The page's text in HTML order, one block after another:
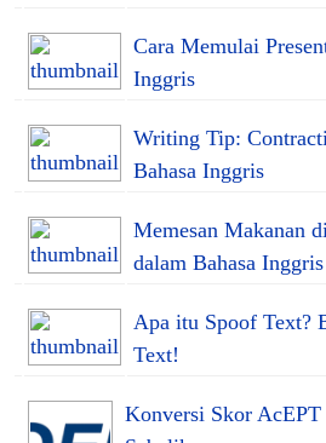
Cara Memulai
Inggris
Writing Tip:
Bahasa Inggris
Memesan Makanan
dalam Bahasa Inggris
Apa itu Spoof Text?
Text!
Konversi Skor